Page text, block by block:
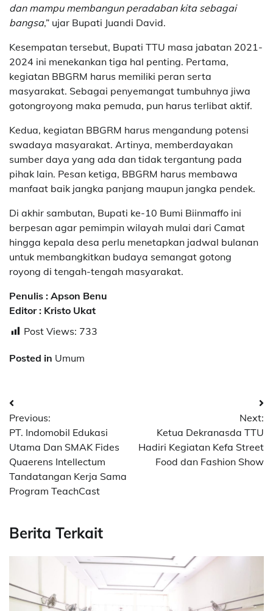
dan mampu membangun peradaban kita sebagai
bangsa,” ujar Bupati Juandi David.
Kesempatan tersebut, Bupati TTU masa jabatan 2021-
2024 ini menekankan tiga hal penting. Pertama,
kegiatan BBGRM harus memiliki peran serta
masyarakat. Sebagai penyemangat tumbuhnya jiwa
gotongroyong maka pemuda, pun harus terlibat aktif.
Kedua, kegiatan BBGRM harus mengandung potensi
swadaya masyarakat. Artinya, memberdayakan
sumber daya yang ada dan tidak tergantung pada
pihak lain. Pesan ketiga, BBGRM harus membawa
manfaat baik jangka panjang maupun jangka pendek.
Di akhir sambutan, Bupati ke-10 Bumi Biinmaffo ini
berpesan agar pemimpin wilayah mulai dari Camat
hingga kepala desa perlu menetapkan jadwal bulanan
untuk membangkitkan budaya semangat gotong
royong di tengah-tengah masyarakat.
Penulis : Apson Benu
Editor : Kristo Ukat
Post Views: 733
Posted in Umum
Post
navigation
Previous:
PT. Indomobil Edukasi
Utama Dan SMAK Fides
Quaerens Intellectum
Tandatangan Kerja Sama
Program TeachCast
Next:
Ketua Dekranasda TTU
Hadiri Kegiatan Kefa Street
Food dan Fashion Show
Berita Terkait